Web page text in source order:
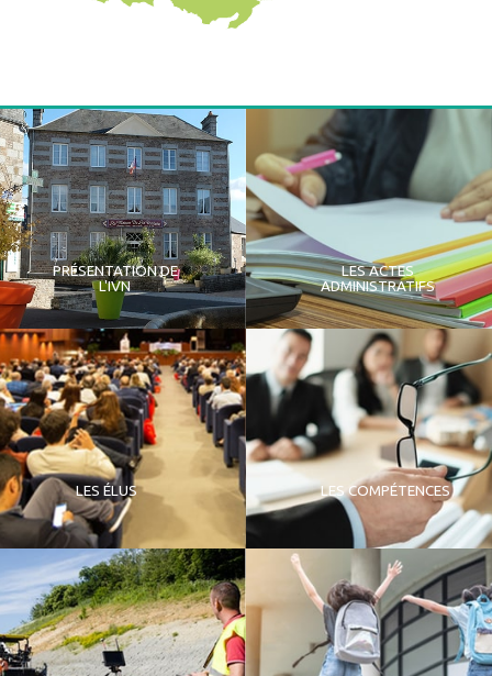
PRÉSENTATION DE
L'IVN
LES ACTES
ADMINISTRATIFS
LES ÉLUS LES COMPÉTENCES